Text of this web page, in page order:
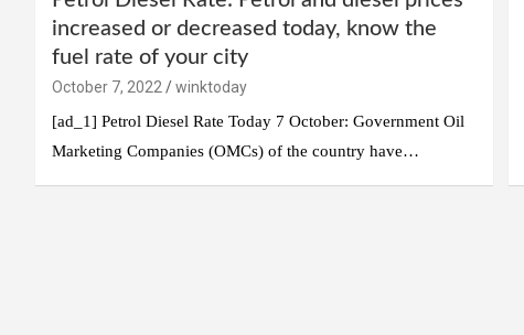
increased or decreased today, know the
fuel rate of your city
October 7, 2022
winktoday
[ad_1] Petrol Diesel Rate Today 7 October: Government Oil
Marketing Companies (OMCs) of the country have…